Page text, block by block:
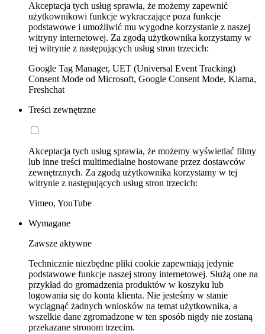
Akceptacja tych usług sprawia, że możemy zapewnić
użytkownikowi funkcje wykraczające poza funkcje
podstawowe i umożliwić mu wygodne korzystanie z naszej
witryny internetowej. Za zgodą użytkownika korzystamy w
tej witrynie z następujących usług stron trzecich:
Google Tag Manager, UET (Universal Event Tracking)
Consent Mode od Microsoft, Google Consent Mode, Klarna,
Freshchat
Treści zewnętrzne
Akceptacja tych usług sprawia, że możemy wyświetlać filmy
lub inne treści multimedialne hostowane przez dostawców
zewnętrznych. Za zgodą użytkownika korzystamy w tej
witrynie z następujących usług stron trzecich:
Vimeo, YouTube
Wymagane
Zawsze aktywne
Technicznie niezbędne pliki cookie zapewniają jedynie
podstawowe funkcje naszej strony internetowej. Służą one na
przykład do gromadzenia produktów w koszyku lub
logowania się do konta klienta. Nie jesteśmy w stanie
wyciągnąć żadnych wniosków na temat użytkownika, a
wszelkie dane zgromadzone w ten sposób nigdy nie zostaną
przekazane stronom trzecim.